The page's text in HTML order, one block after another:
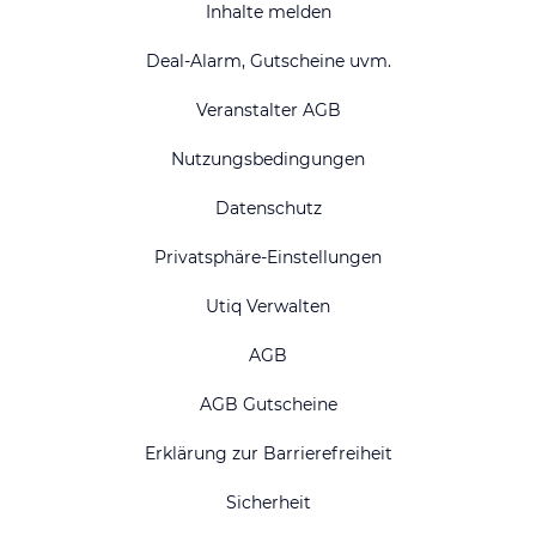
Inhalte melden
Deal-Alarm, Gutscheine uvm.
Veranstalter AGB
Nutzungsbedingungen
Datenschutz
Privatsphäre-Einstellungen
Utiq Verwalten
AGB
AGB Gutscheine
Erklärung zur Barrierefreiheit
Sicherheit